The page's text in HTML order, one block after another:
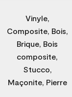
Vinyle,
Composite, Bois,
Brique, Bois
composite,
Stucco,
Maçonite, Pierre